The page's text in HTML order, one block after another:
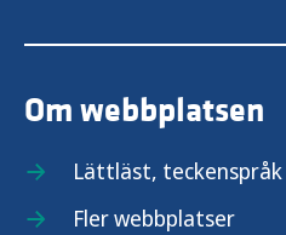
Om webbplatsen
Lättläst,
Fler webbplatser